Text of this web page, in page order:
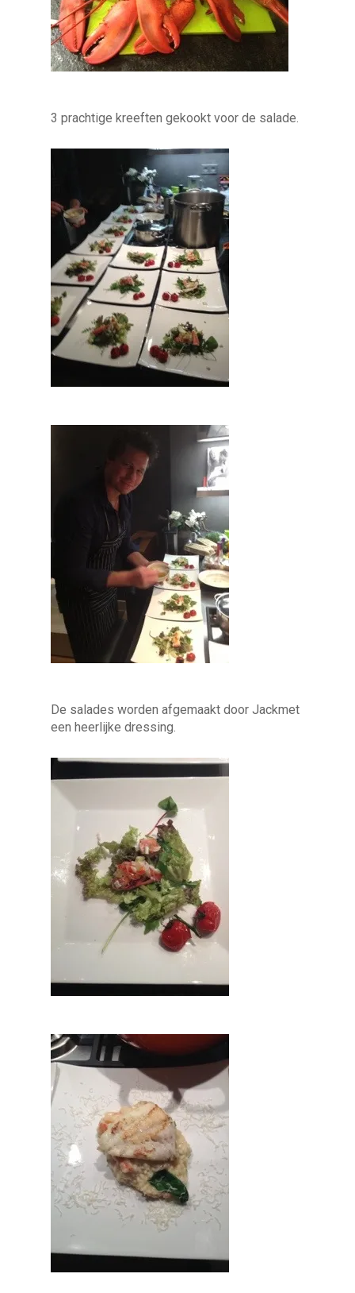
3 prachtige kreeften gekookt voor de salade.
De salades worden afgemaakt door Jackmet
een heerlijke dressing.